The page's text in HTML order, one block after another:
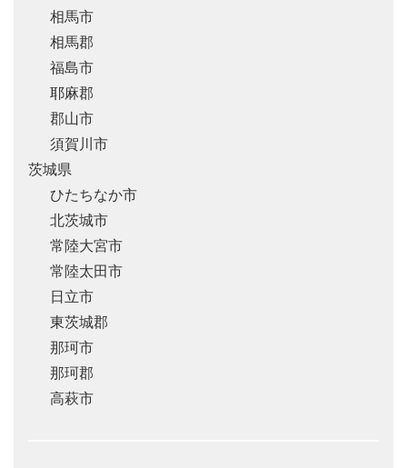
相馬市
相馬郡
福島市
耶麻郡
郡山市
須賀川市
茨城県
ひたちなか市
北茨城市
常陸大宮市
常陸太田市
日立市
東茨城郡
那珂市
那珂郡
高萩市